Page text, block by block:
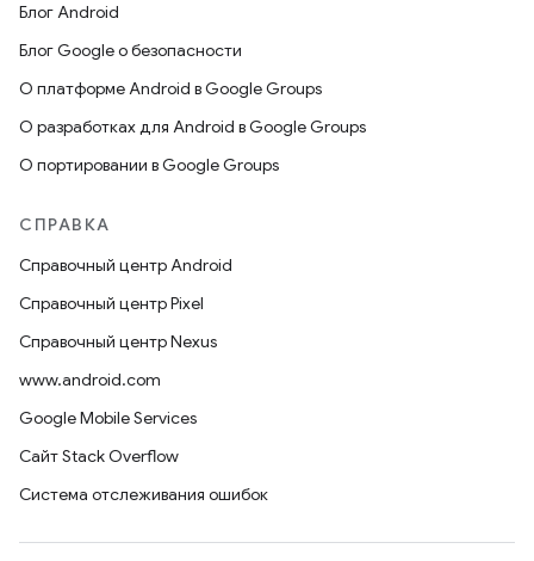
Блог Android
Блог Google о безопасности
О платформе Android в Google Groups
О разработках для Android в Google Groups
О портировании в Google Groups
СПРАВКА
Справочный центр Android
Справочный центр Pixel
Справочный центр Nexus
www.android.com
Google Mobile Services
Сайт Stack Overflow
Система отслеживания ошибок